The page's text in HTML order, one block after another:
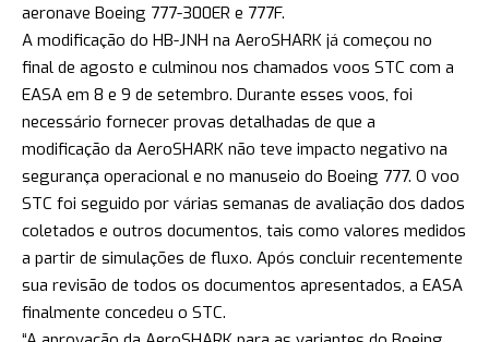
aeronave Boeing 777-300ER e 777F.
A modificação do HB-JNH na AeroSHARK já começou no
final de agosto e culminou nos chamados voos STC com a
EASA em 8 e 9 de setembro. Durante esses voos, foi
necessário fornecer provas detalhadas de que a
modificação da AeroSHARK não teve impacto negativo na
segurança operacional e no manuseio do Boeing 777. O voo
STC foi seguido por várias semanas de avaliação dos dados
coletados e outros documentos, tais como valores medidos
a partir de simulações de fluxo. Após concluir recentemente
sua revisão de todos os documentos apresentados, a EASA
finalmente concedeu o STC.